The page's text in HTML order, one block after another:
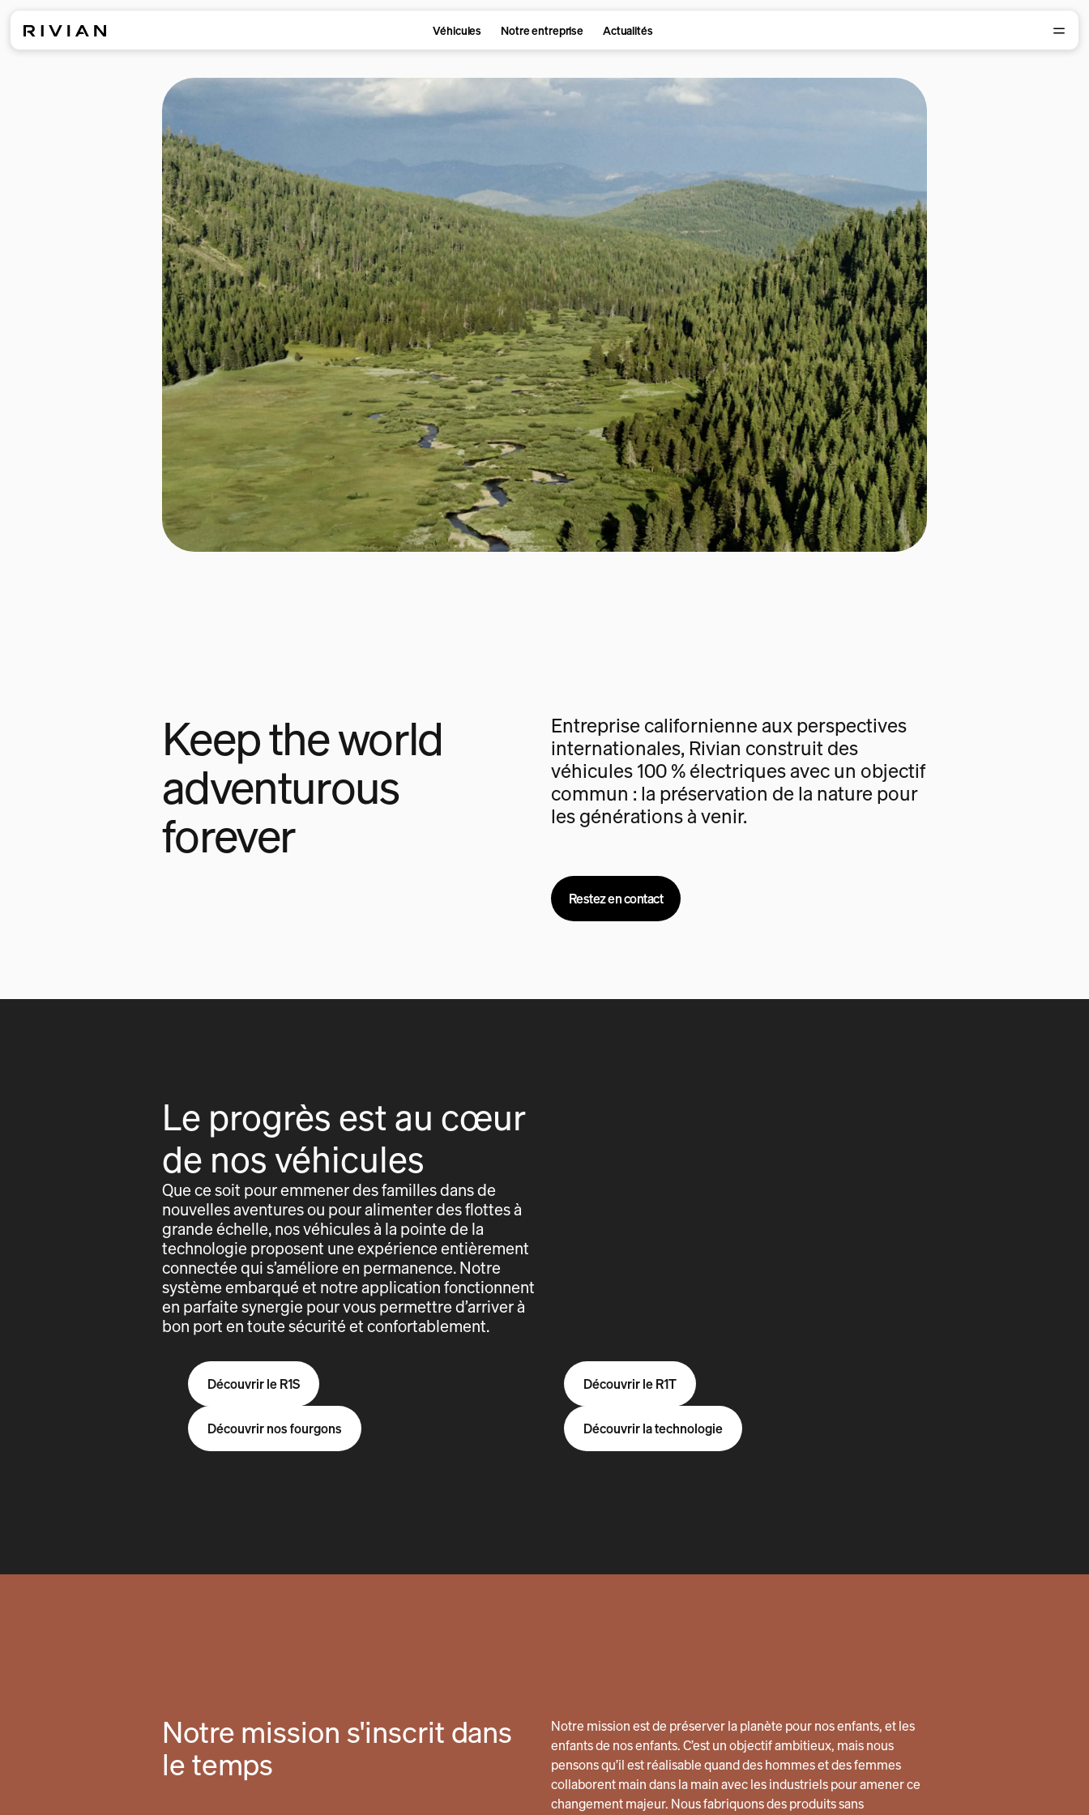
Véhicules Notre entreprise Actualités
Keep the world
adventurous
forever
Entreprise californienne aux perspectives
internationales, Rivian construit des
véhicules 100 % électriques avec un objectif
commun : la préservation de la nature pour
les générations à venir.
Restez en contact
Le progrès est au cœur
de nos véhicules
Que ce soit pour emmener des familles dans de
nouvelles aventures ou pour alimenter des flottes à
grande échelle, nos véhicules à la pointe de la
technologie proposent une expérience entièrement
connectée qui s’améliore en permanence. Notre
système embarqué et notre application fonctionnent
en parfaite synergie pour vous permettre d’arriver à
bon port en toute sécurité et confortablement.
Découvrir le R1S Découvrir le R1T
Découvrir nos fourgons Découvrir la technologie
Notre mission s'inscrit dans
le temps
Notre mission est de préserver la planète pour nos enfants, et les
enfants de nos enfants. C’est un objectif ambitieux, mais nous
pensons qu’il est réalisable quand des hommes et des femmes
collaborent main dans la main avec les industriels pour amener ce
changement majeur. Nous fabriquons des produits sans